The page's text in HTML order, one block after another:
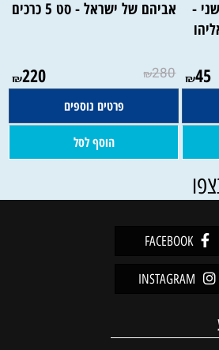
-
₪45
אביהם של ישראל - סט 5 כרכים
₪280
₪220
פרטים נוספים
הוסף לסל
FACEBOOK
INSTAGRAM